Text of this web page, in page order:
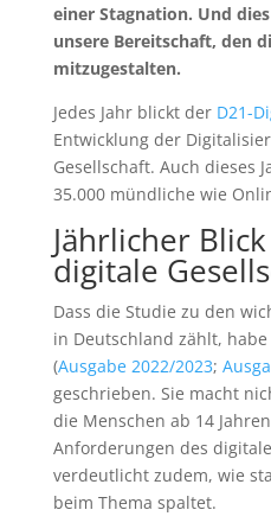
einer Stagnation. Und
unsere Bereitschaft, den
mitzugestalten.
Jedes Jahr blickt der D21-
Entwicklung der
Gesellschaft. Auch dieses
35.000 mündliche wie
Jährlicher
digitale
Dass die Studie zu den
in Deutschland zählt,
(Ausgabe 2022/2023;
geschrieben. Sie macht
die Menschen ab 14
Anforderungen des
verdeutlicht zudem, wie
beim Thema spaltet.